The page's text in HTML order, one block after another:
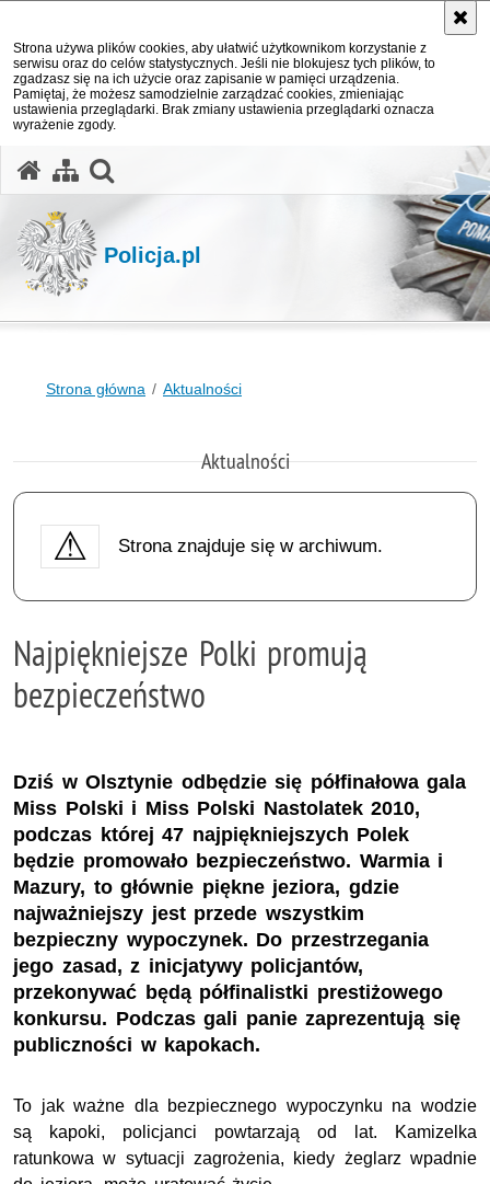
Strona używa plików cookies, aby ułatwić użytkownikom korzystanie z
serwisu oraz do celów statystycznych. Jeśli nie blokujesz tych plików, to
zgadzasz się na ich użycie oraz zapisanie w pamięci urządzenia.
Pamiętaj, że możesz samodzielnie zarządzać cookies, zmieniając
ustawienia przeglądarki. Brak zmiany ustawienia przeglądarki oznacza
wyrażenie zgody.
Policja.pl
Strona główna Aktualności
Aktualności
Strona znajduje się w archiwum.
Najpiękniejsze Polki promują
bezpieczeństwo
Dziś w Olsztynie odbędzie się półfinałowa gala
Miss Polski i Miss Polski Nastolatek 2010,
podczas której 47 najpiękniejszych Polek
będzie promowało bezpieczeństwo. Warmia i
Mazury, to głównie piękne jeziora, gdzie
najważniejszy jest przede wszystkim
bezpieczny wypoczynek. Do przestrzegania
jego zasad, z inicjatywy policjantów,
przekonywać będą półfinalistki prestiżowego
konkursu. Podczas gali panie zaprezentują się
publiczności w kapokach.
To jak ważne dla bezpiecznego wypoczynku na wodzie
są kapoki, policjanci powtarzają od lat. Kamizelka
ratunkowa w sytuacji zagrożenia, kiedy żeglarz wpadnie